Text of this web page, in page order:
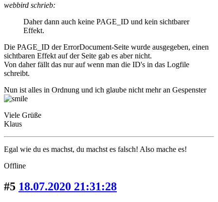
webbird schrieb:
Daher dann auch keine PAGE_ID und kein sichtbarer
Effekt.
Die PAGE_ID der ErrorDocument-Seite wurde ausgegeben, einen
sichtbaren Effekt auf der Seite gab es aber nicht.
Von daher fällt das nur auf wenn man die ID's in das Logfile
schreibt.
Nun ist alles in Ordnung und ich glaube nicht mehr an Gespenster
Viele Grüße
Klaus
Egal wie du es machst, du machst es falsch! Also mache es!
Offline
#5 18.07.2020 21:31:28